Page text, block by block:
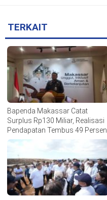
TERKAIT
Bapenda Makassar Catat
Surplus Rp130 Miliar, Realisasi
Pendapatan Tembus 49 Persen